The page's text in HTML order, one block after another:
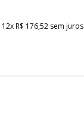
12xR$ 176,52 sem juros